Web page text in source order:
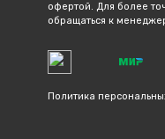
офертой. Для более
обращаться к
Политика